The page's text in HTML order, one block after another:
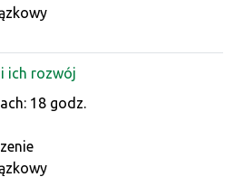
ich rozwój
18 godz.